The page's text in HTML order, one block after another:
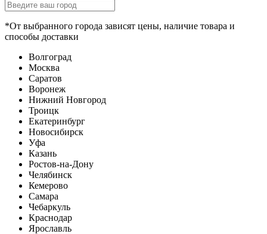
*От выбранного города зависят цены, наличие товара и
способы доставки
Волгоград
Москва
Саратов
Воронеж
Нижний Новгород
Троицк
Екатеринбург
Новосибирск
Уфа
Казань
Ростов-на-Дону
Челябинск
Кемерово
Самара
Чебаркуль
Краснодар
Ярославль